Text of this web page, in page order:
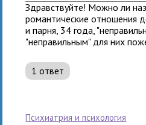
Здравствуйте! Можно ли
романтические отношения
и парня, 34 года,
"неправильным" для них
1 ответ
психиатрия и психология